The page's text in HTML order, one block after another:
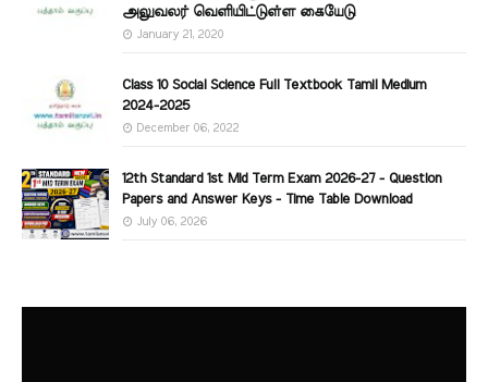
அலுவலர் வெளியிட்டுள்ள கையேடு
January 21, 2020
Class 10 Social Science Full Textbook Tamil Medium
2024-2025
December 06, 2022
12th Standard 1st Mid Term Exam 2026-27 - Question
Papers and Answer Keys - Time Table Download
July 06, 2026